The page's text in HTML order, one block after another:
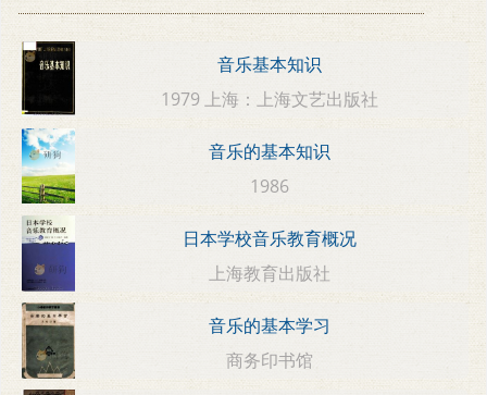
音乐基本知识
1979 上海：上海文艺出版社
音乐的基本知识
1986
日本学校音乐教育概况
上海教育出版社
音乐的基本学习
商务印书馆